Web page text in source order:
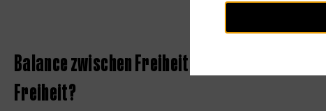
Balance zwischen Freiheit und Chaos von
Freiheit?